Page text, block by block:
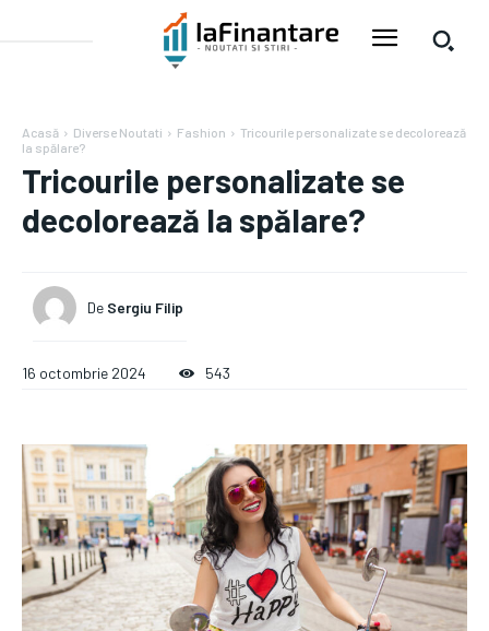
Acasă Diverse Noutati Fashion
Tricourile personalizate se decolorează
la spălare?
Tricourile personalizate se
decolorează la spălare?
De Sergiu Filip
16 octombrie 2024 543